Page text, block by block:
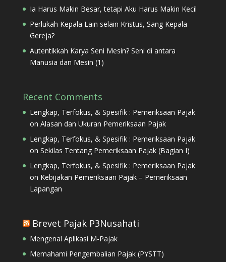
Ia Harus Makin Besar, tetapi Aku Harus Makin Kecil
Perlukah Kepala Lain selain Kristus, Sang Kepala
Gereja?
Autentikkah Karya Seni Mesin? Seni di antara
Manusia dan Mesin (1)
Recent Comments
Lengkap, Terfokus, & Spesifik : Pemeriksaan Pajak
on Alasan dan Ukuran Pemeriksaan Pajak
Lengkap, Terfokus, & Spesifik : Pemeriksaan Pajak
on Sekilas Tentang Pemeriksaan Pajak (Bagian I)
Lengkap, Terfokus, & Spesifik : Pemeriksaan Pajak
on Kebijakan Pemeriksaan Pajak – Pemeriksaan
Lapangan
Brevet Pajak P3Nusahati
Mengenal Aplikasi M-Pajak
Memahami Pengembalian Pajak (PYSTT)